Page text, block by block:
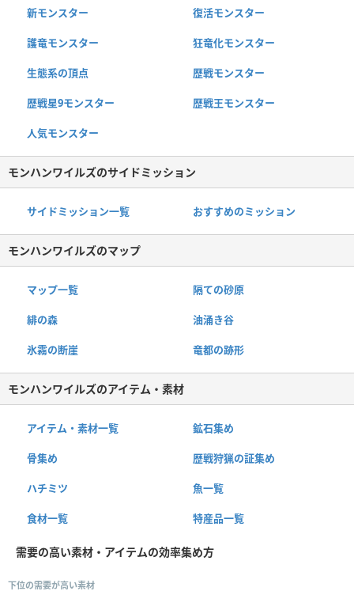
新モンスター 復活モンスター
護竜モンスター 狂竜化モンスター
生態系の頂点 歴戦モンスター
歴戦星9モンスター 歴戦王モンスター
人気モンスター
モンハンワイルズのサイドミッション
サイドミッション一覧 おすすめのミッション
モンハンワイルズのマップ
マップ一覧 隔ての砂原
緋の森 油涌き谷
氷霧の断崖 竜都の跡形
モンハンワイルズのアイテム・素材
アイテム・素材一覧 鉱石集め
骨集め 歴戦狩猟の証集め
ハチミツ 魚一覧
食材一覧 特産品一覧
需要の高い素材・アイテムの効率集め方
下位の需要が高い素材